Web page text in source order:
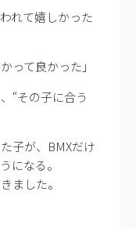
れて嬉しかった
って良かった」
“その子に合う
子が、BMXだけ
になる。
ました。